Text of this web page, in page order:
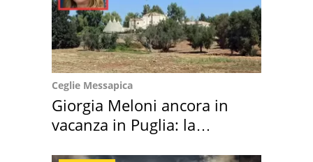
Ceglie Messapica
Giorgia Meloni ancora in
vacanza in Puglia: la